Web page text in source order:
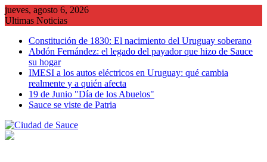
Saltar
al
jueves, agosto 6, 2026
Ultimas Noticias
Constitución de 1830: El nacimiento del Uruguay soberano
Abdón Fernández: el legado del payador que hizo de Sauce
su hogar
IMESI a los autos eléctricos en Uruguay: qué cambia
realmente y a quién afecta
19 de Junio "Día de los Abuelos"
Sauce se viste de Patria